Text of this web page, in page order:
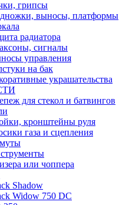
грипсы
выносы, платформы
радиатора
сигналы
управления
на бак
украшательства
для стекол и батвингов
кронштейны руля
газа и сцепления
или чоппера
Shadow
Widow 750 DC